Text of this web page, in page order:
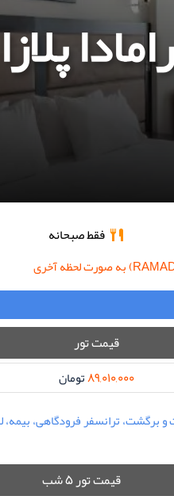
فقط صبحانه
قیمت تور
89,010,000تومان
ماه 1405 و خدمات تور شامل پرواز رفت و برگشت، ترانسفر فرودگاهی،
قیمت تور 5 شب